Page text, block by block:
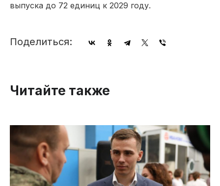
выпуска до 72 единиц к 2029 году.
Поделиться:
Читайте также